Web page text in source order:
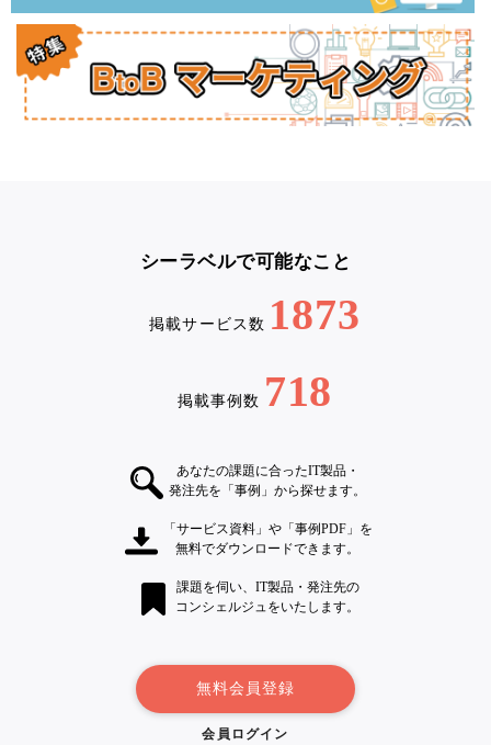
シーラベルで可能なこと
掲載サービス数 1873
掲載事例数 718
あなたの課題に合ったIT製品・
発注先を「事例」から探せます。
「サービス資料」や「事例PDF」を
無料でダウンロードできます。
課題を伺い、IT製品・発注先の
コンシェルジュをいたします。
無料会員登録
会員ログイン